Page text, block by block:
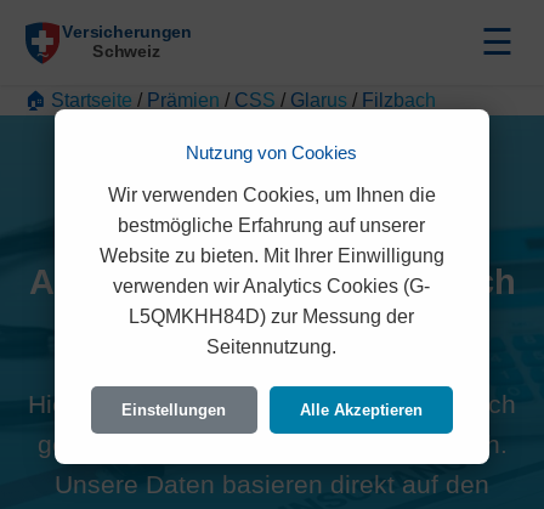
☰
🏠 Startseite / Prämien / CSS / Glarus / Filzbach
Alle CSS Prämien in Filzbach
(8757)
Hier finden Sie die offiziellen und rechtlich
geprüften Prämien der CSS für Filzbach.
Unsere Daten basieren direkt auf den
Nutzung von Cookies
Wir verwenden Cookies, um Ihnen die
bestmögliche Erfahrung auf unserer
Website zu bieten. Mit Ihrer Einwilligung
verwenden wir Analytics Cookies (G-
L5QMKHH84D) zur Messung der
Seitennutzung.
Einstellungen Alle Akzeptieren